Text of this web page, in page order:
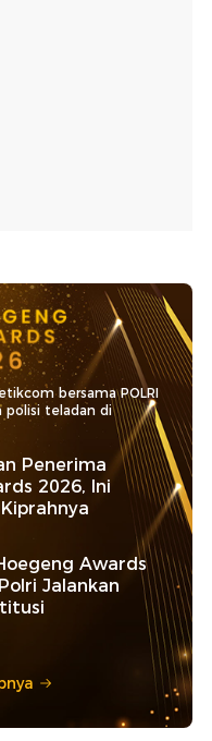
bersama POLRI
polisi teladan di
Penerima
2026, Ini
Awards
Jalankan